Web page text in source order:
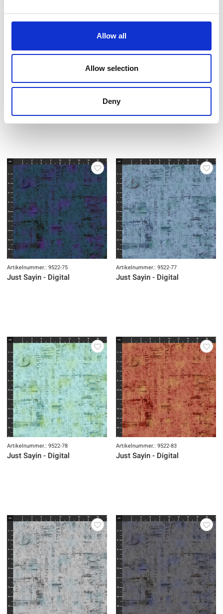
Allow all
Allow selection
Deny
Artikelnummer.: 9522-69 Artikelnummer.: 9522-71
Just Sayin - Digital
Artikelnummer.: 9522-75
Just Sayin - Digital
Artikelnummer.: 9522-77
Just Sayin - Digital
Artikelnummer.: 9522-78
Just Sayin - Digital
Artikelnummer.: 9522-83
Just Sayin - Digital